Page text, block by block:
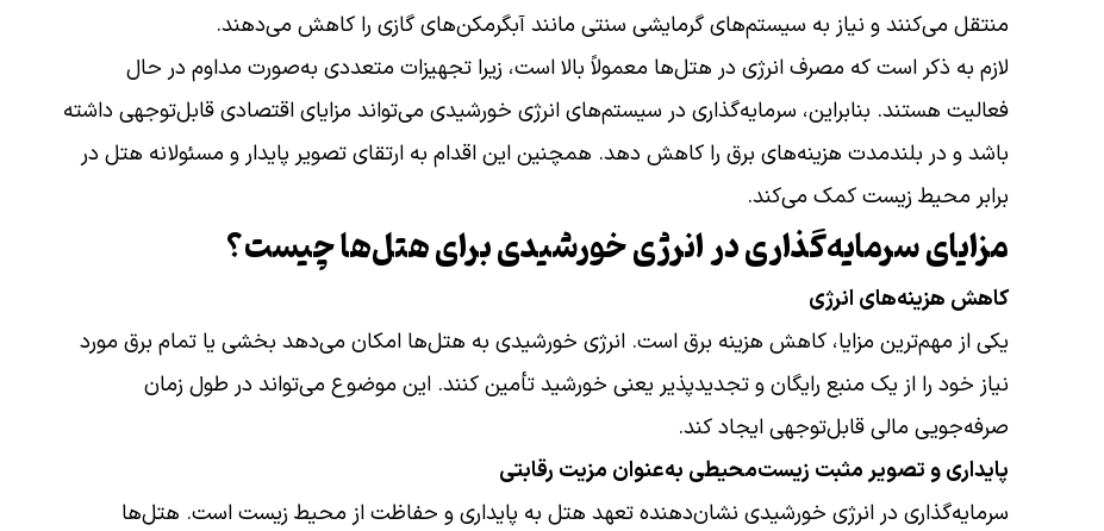
منتقل می‌کنند و نیاز به سیستم‌های گرمایشی سنتی مانند آبگرمکن‌های گازی را کاهش می‌دهند.
لازم به ذکر است که مصرف انرژی در هتل‌ها معمولاً بالا است، زیرا تجهیزات متعددی به‌صورت مداوم در حال
فعالیت هستند. بنابراین، سرمایه‌گذاری در سیستم‌های انرژی خورشیدی می‌تواند مزایای اقتصادی قابل‌توجهی داشته
باشد و در بلندمدت هزینه‌های برق را کاهش دهد. همچنین این اقدام به ارتقای تصویر پایدار و مسئولانه هتل در
برابر محیط زیست کمک می‌کند.
مزایای سرمایه‌گذاری در انرژی خورشیدی برای هتل‌ها چیست؟
کاهش هزینه‌های انرژی
یکی از مهم‌ترین مزایا، کاهش هزینه برق است. انرژی خورشیدی به هتل‌ها امکان می‌دهد بخشی یا تمام برق مورد
نیاز خود را از یک منبع رایگان و تجدیدپذیر یعنی خورشید تأمین کنند. این موضوع می‌تواند در طول زمان
صرفه‌جویی مالی قابل‌توجهی ایجاد کند.
پایداری و تصویر مثبت زیست‌محیطی به‌عنوان مزیت رقابتی
سرمایه‌گذاری در انرژی خورشیدی نشان‌دهنده تعهد هتل به پایداری و حفاظت از محیط زیست است. هتل‌ها